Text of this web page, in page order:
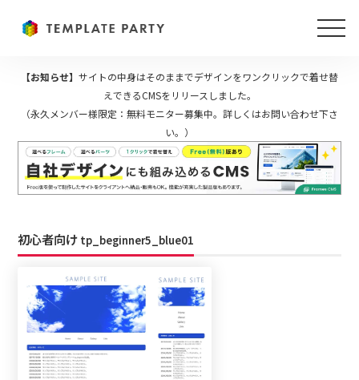
【お知らせ】 サイトの中身はそのままでデザインをワンクリックで着せ替
えできるCMSをリリースしました。
（永久メンバー様限定：無料モニター募集中。詳しくはお問い合わせ下さ
い。）
初心者向け tp_beginner5_blue01